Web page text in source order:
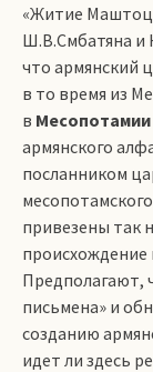
«Житие
Ш.В.Смбатяна и
что армянский
в то время из
в Месопотамии
армянского
посланником
привезены так
происхождение
Предполагают,
письмена» и
созданию
идет ли здесь